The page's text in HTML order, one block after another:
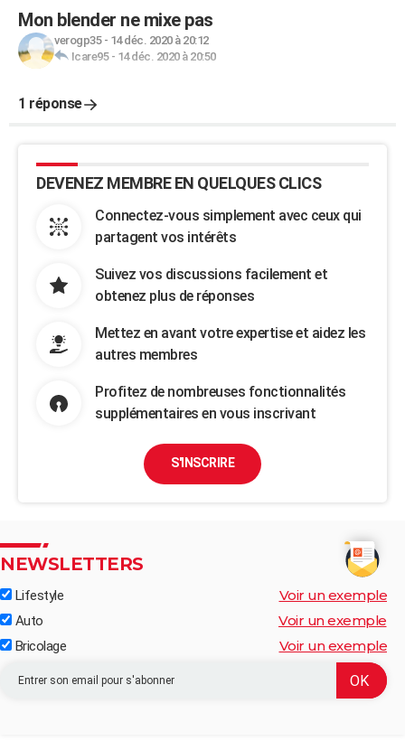
Mon blender ne mixe pas
verogp35- 14 déc. 2020 à 20:12
Icare95- 14 déc. 2020 à 20:50
1 réponse
DEVENEZ MEMBRE EN QUELQUES CLICS
Connectez-vous simplement avec ceux qui
partagent vos intérêts
Suivez vos discussions facilement et
obtenez plus de réponses
Mettez en avant votre expertise et aidez les
autres membres
Profitez de nombreuses fonctionnalités
supplémentaires en vous inscrivant
S'INSCRIRE
NEWSLETTERS
Lifestyle Voir un exemple
Auto Voir un exemple
Bricolage Voir un exemple